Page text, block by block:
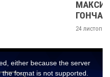
ГОНЧАРЕНКОМ
0